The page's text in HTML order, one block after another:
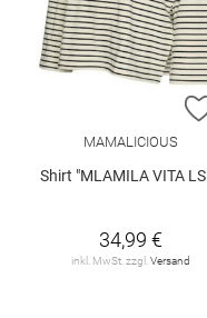
MAMALICIOUS
Shirt "MLAMILA VITA LS JRS WIDE SLEEVE TOP"
34,99 €
inkl. MwSt. zzgl. Versand